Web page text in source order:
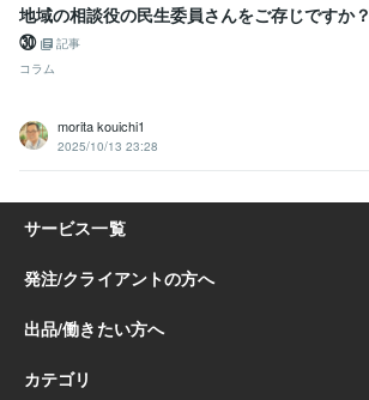
地域の相談役の民生委員さんをご存じですか？
㉚
記事
コラム
morita kouichi1
2025/10/13 23:28